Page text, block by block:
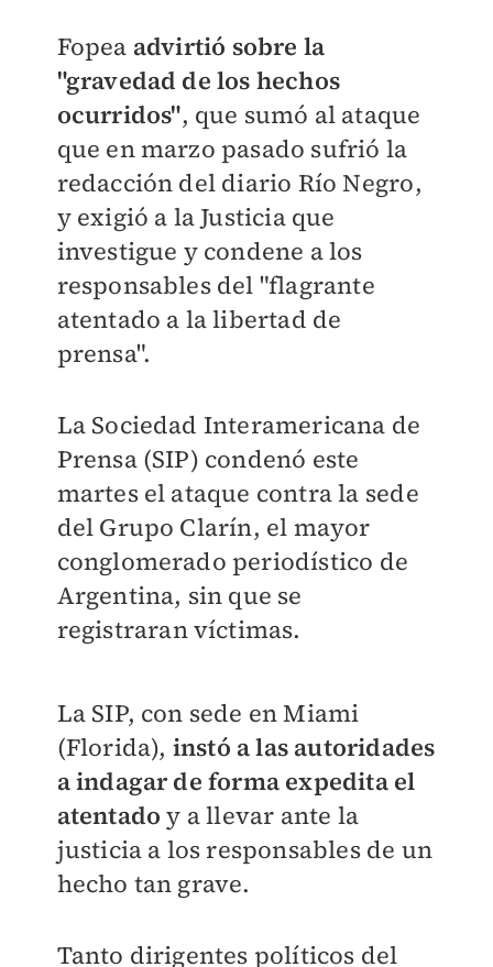
Fopea advirtió sobre la
"gravedad de los hechos
ocurridos", que sumó al ataque
que en marzo pasado sufrió la
redacción del diario Río Negro,
y exigió a la Justicia que
investigue y condene a los
responsables del "flagrante
atentado a la libertad de
prensa".
La Sociedad Interamericana de
Prensa (SIP) condenó este
martes el ataque contra la sede
del Grupo Clarín, el mayor
conglomerado periodístico de
Argentina, sin que se
registraran víctimas.
La SIP, con sede en Miami
(Florida), instó a las autoridades
a indagar de forma expedita el
atentado y a llevar ante la
justicia a los responsables de un
hecho tan grave.
Tanto dirigentes políticos del